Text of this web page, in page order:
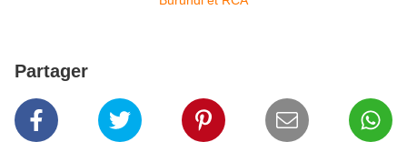
Partager